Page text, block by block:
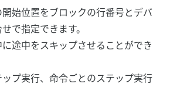
始位置をブロックの行番号とデバ
で指定できます。
途中をスキップさせることができ
プ実行、命令ごとのステップ実行